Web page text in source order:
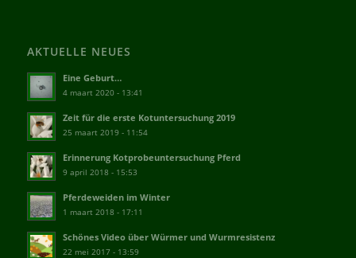
AKTUELLE NEUES
Eine Geburt…
4 maart 2020 - 13:41
Zeit für die erste Kotuntersuchung 2019
25 maart 2019 - 11:54
Erinnerung Kotprobeuntersuchung Pferd
9 april 2018 - 15:53
Pferdeweiden im Winter
1 maart 2018 - 17:11
Schönes Video über Würmer und Wurmresistenz
22 mei 2017 - 13:59